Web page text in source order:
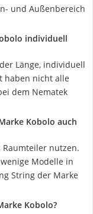
und Außenbereich
individuell
Länge, individuell
haben nicht alle
dem Nematek
Kobolo auch
Raumteiler nutzen.
Modelle in
String der Marke
Kobolo?